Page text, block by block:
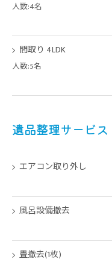
人数:4名
間取り 4LDK
人数:5名
遺品整理サービ
エアコン取り外し
風呂設備撤去
畳撤去(1枚)